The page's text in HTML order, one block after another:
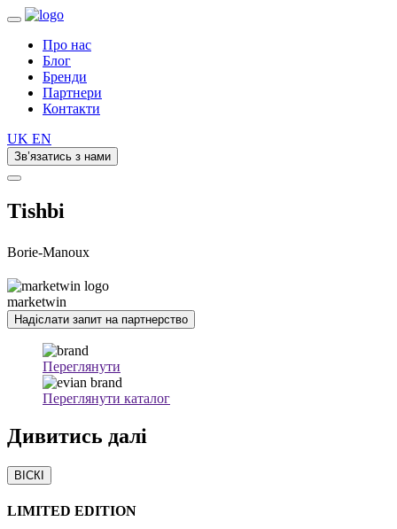
Про нас
Блог
Бренди
Партнери
Контакти
UK EN
Зв’язатись з нами
Tishbi
Borie-Manoux
marketwin
Надіслати запит на партнерство
Переглянути
Переглянути каталог
Дивитись далі
ВІСКІ
LIMITED EDITION